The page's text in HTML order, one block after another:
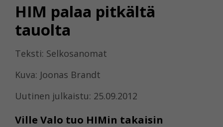
HIM palaa pitkältä
tauolta
Teksti: Selkosanomat
Kuva: Joonas Brandt
Uutinen julkaistu: 25.09.2012
Ville Valo tuo HIMin takaisin